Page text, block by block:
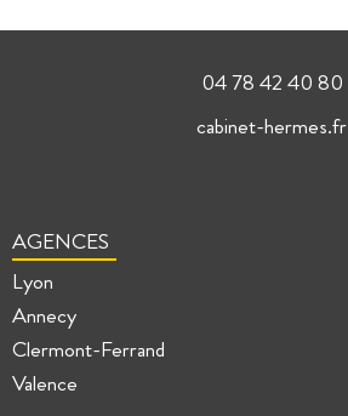
04 78 42 40 80
cabinet-hermes.fr
AGENCES
Lyon
Annecy
Clermont-Ferrand
Valence